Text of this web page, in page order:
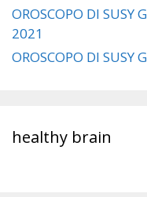
OROSCOPO DI SUSY
2021
OROSCOPO DI SUSY
healthy brain